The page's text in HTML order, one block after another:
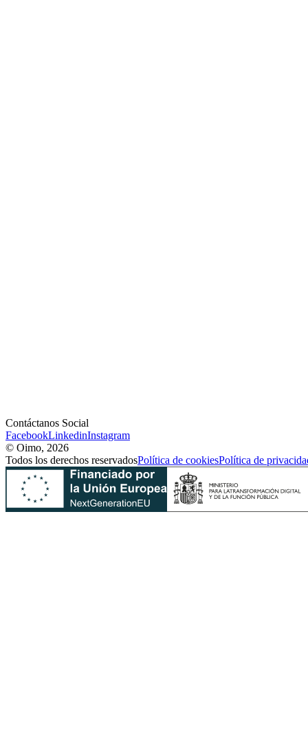
Contáctanos Social
FacebookLinkedinInstagram
© Oimo, 2026
Todos los derechos reservadosPolítica de cookiesPolítica de